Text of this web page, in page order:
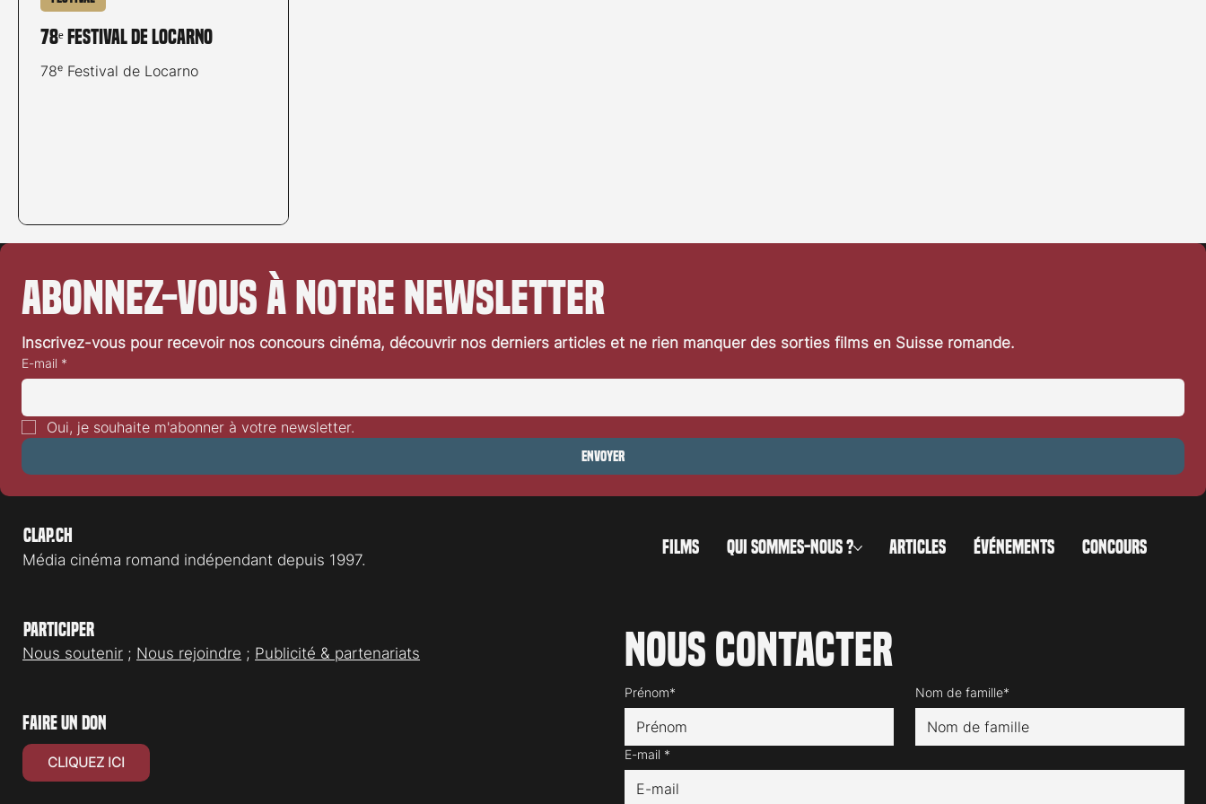
78ᵉ Festival de Locarno
78ᵉ Festival de Locarno
Abonnez-vous à notre newsletter
Inscrivez-vous pour recevoir nos concours cinéma, découvrir nos derniers articles et ne rien manquer des sorties films en Suisse romande.
E-mail *
Oui, je souhaite m'abonner à votre newsletter.
Envoyer
Clap.ch
Média cinéma romand indépendant depuis 1997.
FILMS QUI SOMMES-NOUS ? ARTICLES ÉVÉNEMENTS CONCOURS
Participer
Nous soutenir ; Nous rejoindre ; Publicité & partenariats Nous contacter
Prénom* Nom de famille*
E-mail *
faire un don
CLIQUEZ ICI